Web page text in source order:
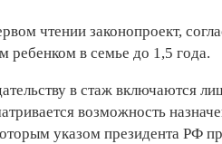
чтении законопроект,
ребенком в семье до 1,5 года.
в стаж включаются
возможность
указом президента РФ